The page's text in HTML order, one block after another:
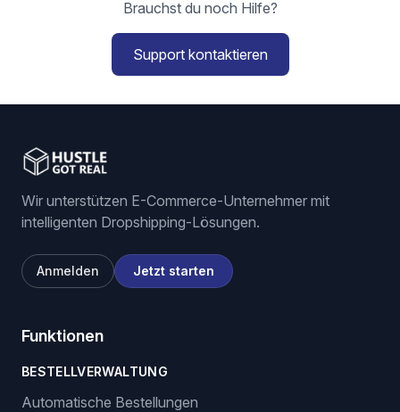
Brauchst du noch Hilfe?
Support kontaktieren
Wir unterstützen E-Commerce-Unternehmer mit
intelligenten Dropshipping-Lösungen.
Anmelden Jetzt starten
Funktionen
BESTELLVERWALTUNG
Automatische Bestellungen